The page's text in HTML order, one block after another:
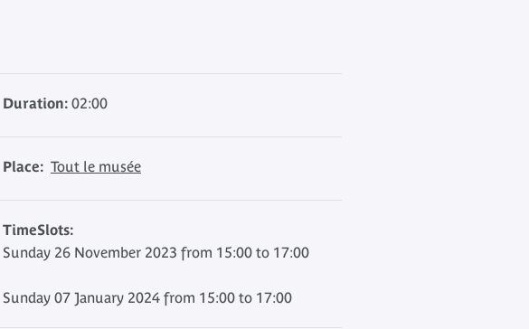
Duration: 02:00
Place: Tout le musée
TimeSlots:
Sunday 26 November 2023 from 15:00 to 17:00
Sunday 07 January 2024 from 15:00 to 17:00